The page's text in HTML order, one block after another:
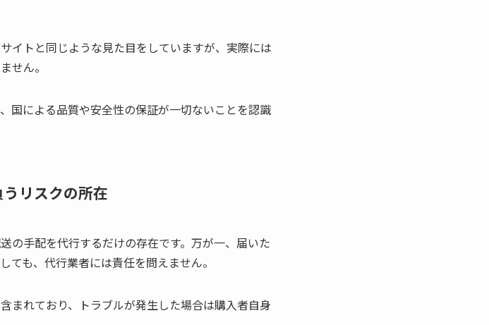
イトと同じような見た目をしていますが、実際には
せん。
国による品質や安全性の保証が一切ないことを認識
リスクの所在
の手配を代行するだけの存在です。万が一、届いた
も、代行業者には責任を問えません。
まれており、トラブルが発生した場合は購入者自身